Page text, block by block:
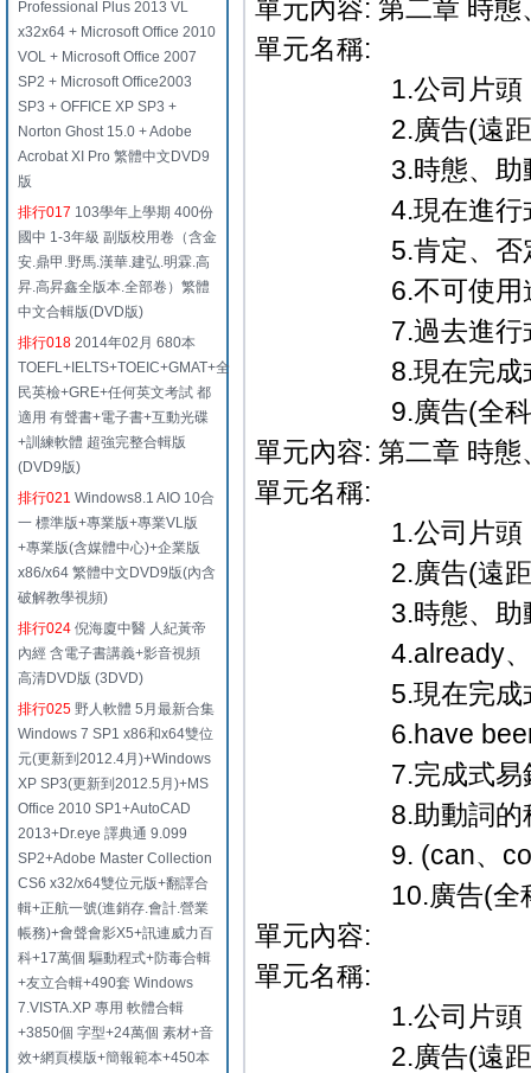
Professional Plus 2013 VL
x32x64 + Microsoft Office 2010
VOL + Microsoft Office 2007
SP2 + Microsoft Office2003
SP3 + OFFICE XP SP3 +
Norton Ghost 15.0 + Adobe
Acrobat XI Pro 繁體中文DVD9
版
排行017 103學年上學期 400份
國中 1-3年級 副版校用卷（含金
安.鼎甲.野馬.漢華.建弘.明霖.高
昇.高昇鑫全版本.全部卷）繁體
中文合輯版(DVD版)
排行018 2014年02月 680本
TOEFL+IELTS+TOEIC+GMAT+全
民英檢+GRE+任何英文考試 都
適用 有聲書+電子書+互動光碟
+訓練軟體 超強完整合輯版
(DVD9版)
排行021 Windows8.1 AIO 10合
一 標準版+專業版+專業VL版
+專業版(含媒體中心)+企業版
x86/x64 繁體中文DVD9版(內含
破解教學視頻)
排行024 倪海廈中醫 人紀黃帝
內經 含電子書講義+影音視頻
高清DVD版 (3DVD)
排行025 野人軟體 5月最新合集
Windows 7 SP1 x86和x64雙位
元(更新到2012.4月)+Windows
XP SP3(更新到2012.5月)+MS
Office 2010 SP1+AutoCAD
2013+Dr.eye 譯典通 9.099
SP2+Adobe Master Collection
CS6 x32/x64雙位元版+翻譯合
輯+正航一號(進銷存.會計.營業
帳務)+會聲會影X5+訊連威力百
科+17萬個 驅動程式+防毒合輯
+友立合輯+490套 Windows
7.VISTA.XP 專用 軟體合輯
+3850個 字型+24萬個 素材+音
效+網頁模版+簡報範本+450本
單元內容: 第二章 時態
單元名稱:
1.公司片頭．
2.廣告(遠距教
3.時態、助動詞
4.現在進行式
5.肯定、否定
6.不可使用進
7.過去進行式
8.現在完成式
9.廣告(全科教
單元內容: 第二章 時態
單元名稱:
1.公司片頭．
2.廣告(遠距教
3.時態、助動
4.already、just
5.現在完成式
6.have been、
7.完成式易錯
8.助動詞的種
9. (can、could)
10.廣告(全科教
單元內容:
單元名稱:
1.公司片頭．
2.廣告(遠距教